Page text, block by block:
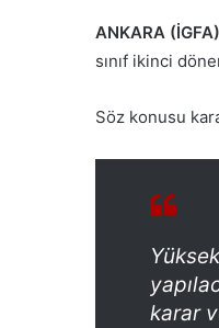
ANKARA
sınıf ikinci
Söz konusu
karar